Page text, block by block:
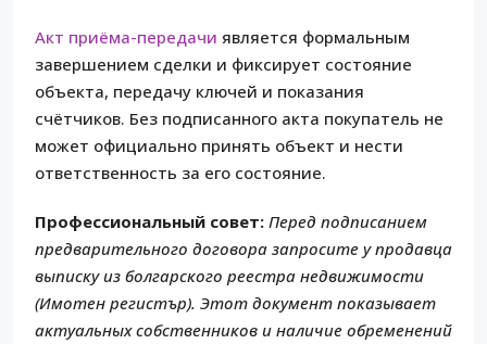
Акт приёма-передачи является формальным
завершением сделки и фиксирует состояние
объекта, передачу ключей и показания
счётчиков. Без подписанного акта покупатель не
может официально принять объект и нести
ответственность за его состояние.
Профессиональный совет: Перед подписанием
предварительного договора запросите у продавца
выписку из болгарского реестра недвижимости
(Имотен регистър). Этот документ показывает
актуальных собственников и наличие обременений